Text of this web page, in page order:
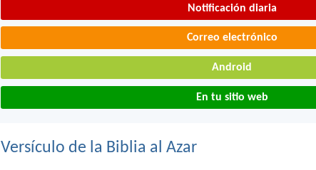
Notificación diaria
Correo electrónico
Android
En tu sitio web
Versículo de la Biblia al Azar